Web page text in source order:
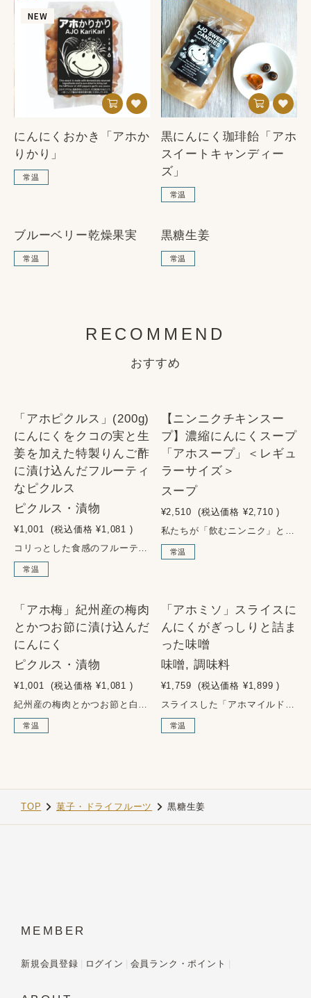
NEW
にんにくおかき「アホか
りかり」
常温
黒にんにく珈琲飴「アホ
スイートキャンディー
ズ」
常温
ブルーベリー乾燥果実
常温
SOLD OUT
黒糖生姜
常温
RECOMMEND
おすすめ
「アホピクルス」(200g)
にんにくをクコの実と生
姜を加えた特製りんご酢
に漬け込んだフルーティ
なピクルス
ピクルス・漬物
¥1,001 (税込価格 ¥1,081 )
常温
SOLD OUT
【ニンニクチキンスー
プ】濃縮にんにくスープ
「アホスープ」＜レギュ
ラーサイズ＞
スープ
¥2,510 (税込価格 ¥2,710 )
常温
「アホ梅」紀州産の梅肉
とかつお節に漬け込んだ
にんにく
ピクルス・漬物
¥1,001 (税込価格 ¥1,081 )
常温
「アホミソ」スライスに
んにくがぎっしりと詰ま
った味噌
味噌, 調味料
¥1,759 (税込価格 ¥1,899 )
常温
TOP 菓子・ドライフルーツ 黒糖生姜
MEMBER
新規会員登録 ログイン 会員ランク・ポイント